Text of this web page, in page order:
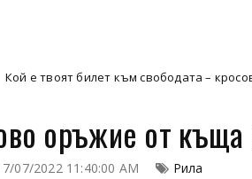
към свободата – кросовият мотор
оръжие от
7/07/2022 11:40:00 AM Рила